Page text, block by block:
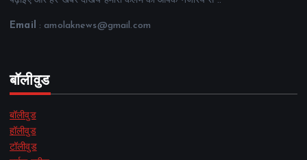
Email : amolaknews@gmail.com
बॉलीवुड
बॉलीवुड
हॉलीवुड
टॉलीवुड